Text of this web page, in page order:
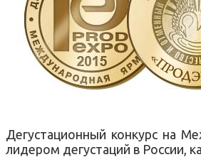
Дегустационный конкурс на
лидером дегустаций в России,